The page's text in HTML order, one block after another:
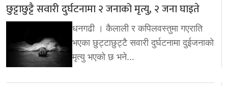
छुट्टाछुट्टै सवारी दुर्घटनामा २ जनाको मृत्यु, २ जना घाइते
धनगढी । कैलाली र कपिलवस्तुमा गएराति
भएका छुट्टाछुट्टै सवारी दुर्घटनामा दुईजनाको
मृत्यु भएको छ भने…